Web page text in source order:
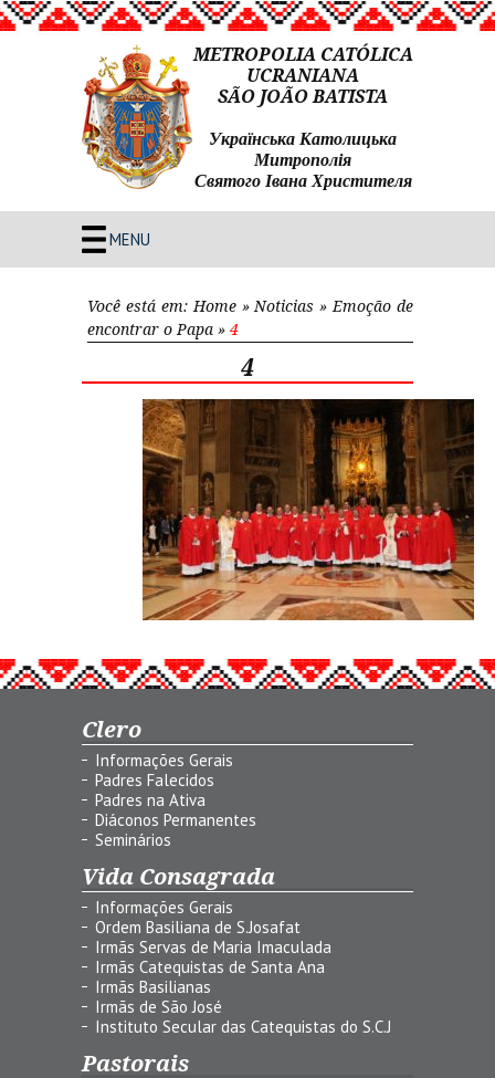
METROPOLIA CATÓLICA
UCRANIANA
SÃO JOÃO BATISTA
Українська Католицька
Митрополія
Святого Івана Христителя
MENU
Você está em: Home» Noticias » Emoção de
encontrar o Papa » 4
4
Clero
Informações Gerais
Padres Falecidos
Padres na Ativa
Diáconos Permanentes
Seminários
Vida Consagrada
Informações Gerais
Ordem Basiliana de S.Josafat
Irmãs Servas de Maria Imaculada
Irmãs Catequistas de Santa Ana
Irmãs Basilianas
Irmãs de São José
Instituto Secular das Catequistas do S.C.J
Pastorais